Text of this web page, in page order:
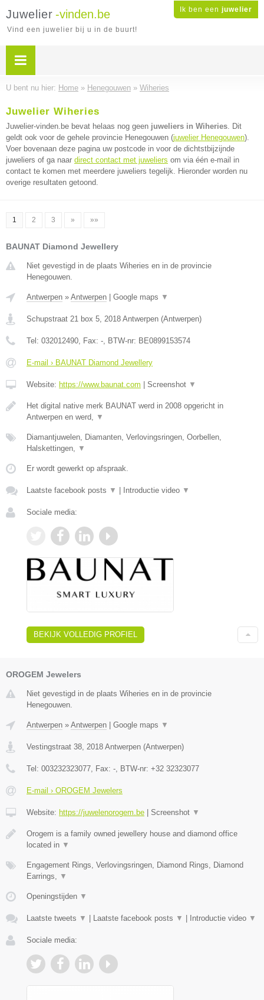
Ik ben een juwelier
Juwelier -vinden.be
Vind een juwelier bij u in de buurt!
U bent nu hier: Home » Henegouwen » Wiheries
Juwelier Wiheries
Juwelier-vinden.be bevat helaas nog geen juweliers in Wiheries. Dit
geldt ook voor de gehele provincie Henegouwen (juwelier Henegouwen).
Voer bovenaan deze pagina uw postcode in voor de dichtstbijzijnde
juweliers of ga naar direct contact met juweliers om via één e-mail in
contact te komen met meerdere juweliers tegelijk. Hieronder worden nu
overige resultaten getoond.
1 2 3 » »»
BAUNAT Diamond Jewellery
Niet gevestigd in de plaats Wiheries en in de provincie
Henegouwen.
Antwerpen » Antwerpen Google maps ▼
Schupstraat 21 box 5, 2018 Antwerpen (Antwerpen)
Tel: 032012490, Fax: -, BTW-nr: BE0899153574
E-mail › BAUNAT Diamond Jewellery
Website: https://www.baunat.com Screenshot ▼
Het digital native merk BAUNAT werd in 2008 opgericht in
Antwerpen en werd, ▼
Diamantjuwelen, Diamanten, Verlovingsringen, Oorbellen,
Halskettingen, ▼
Er wordt gewerkt op afspraak.
Laatste facebook posts ▼ Introductie video ▼
Sociale media:
BEKIJK VOLLEDIG PROFIEL
OROGEM Jewelers
Niet gevestigd in de plaats Wiheries en in de provincie
Henegouwen.
Antwerpen » Antwerpen Google maps ▼
Vestingstraat 38, 2018 Antwerpen (Antwerpen)
Tel: 003232323077, Fax: -, BTW-nr: +32 32323077
E-mail › OROGEM Jewelers
Website: https://juwelenorogem.be Screenshot ▼
Orogem is a family owned jewellery house and diamond office
located in ▼
Engagement Rings, Verlovingsringen, Diamond Rings, Diamond
Earrings, ▼
Openingstijden ▼
Laatste tweets ▼ Laatste facebook posts ▼ Introductie video ▼
Sociale media: